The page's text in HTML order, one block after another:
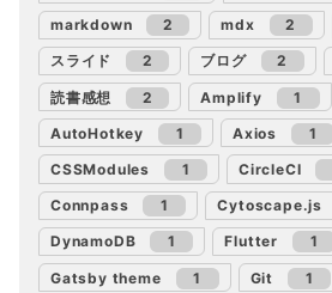
markdown 2 mdx 2
スライド 2 ブログ 2
読書感想 2 Amplify 1
AutoHotkey 1 Axios 1
CSSModules 1 CircleCI
Connpass 1 Cytoscape.js
DynamoDB 1 Flutter 1
Gatsby theme 1 Git 1